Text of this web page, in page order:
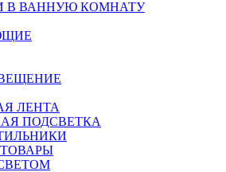
В ВАННУЮ КОМНАТУ
ЛЕНТА
ПОДСВЕТКА